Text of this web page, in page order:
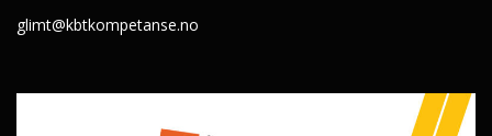
glimt@kbtkompetanse.no